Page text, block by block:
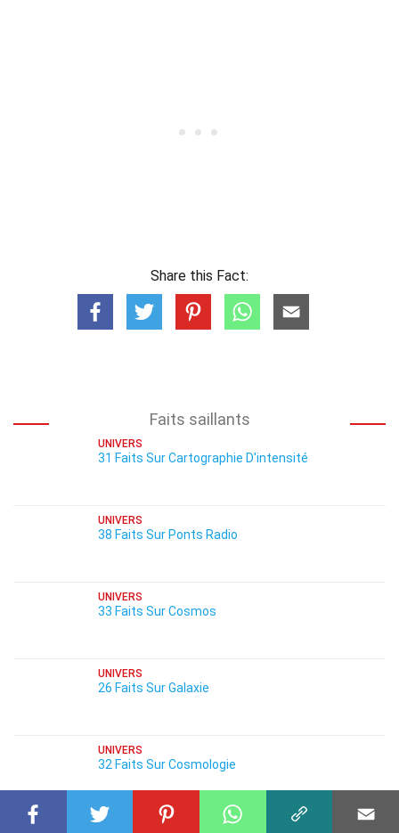
Share this Fact:
Faits saillants
UNIVERS
31 Faits Sur Cartographie D'intensité
UNIVERS
38 Faits Sur Ponts Radio
UNIVERS
33 Faits Sur Cosmos
UNIVERS
26 Faits Sur Galaxie
UNIVERS
32 Faits Sur Cosmologie